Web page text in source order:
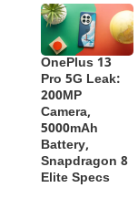
OnePlus 13
Pro 5G Leak:
200MP
Camera,
5000mAh
Battery,
Snapdragon 8
Elite Specs